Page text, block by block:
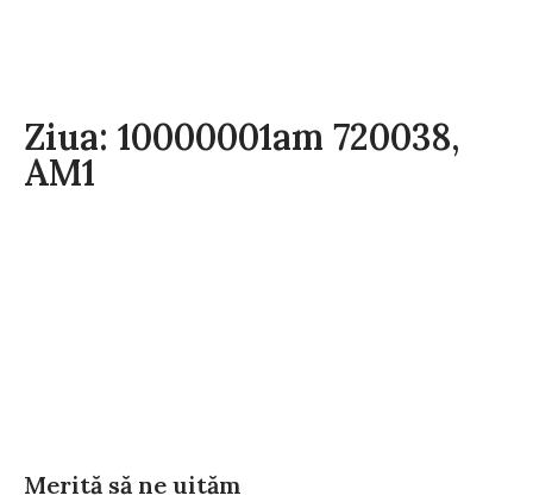
Ziua: 10000001am 720038,
AM1
Merită să ne uităm